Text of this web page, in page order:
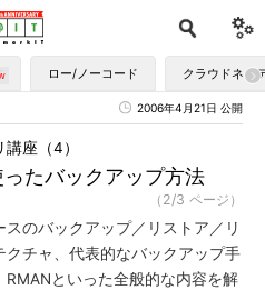
ロー/ノーコード クラウドネイ
2006年4月21日 公開
たバックアップ方法
座（4）
（2/3 ページ）
のバックアップ／リストア／リ
チャ、代表的なバックアップ手
といった全般的な内容を解